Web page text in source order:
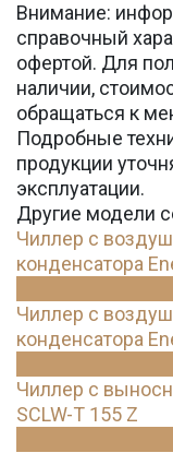
Внимание:
справочный
офертой. Для
наличии,
обращаться к
Подробные
продукции
эксплуатации.
Другие модели
Чиллер с
конденсатора
Чиллер с
конденсатора
Чиллер с
SCLW-T 155 Z